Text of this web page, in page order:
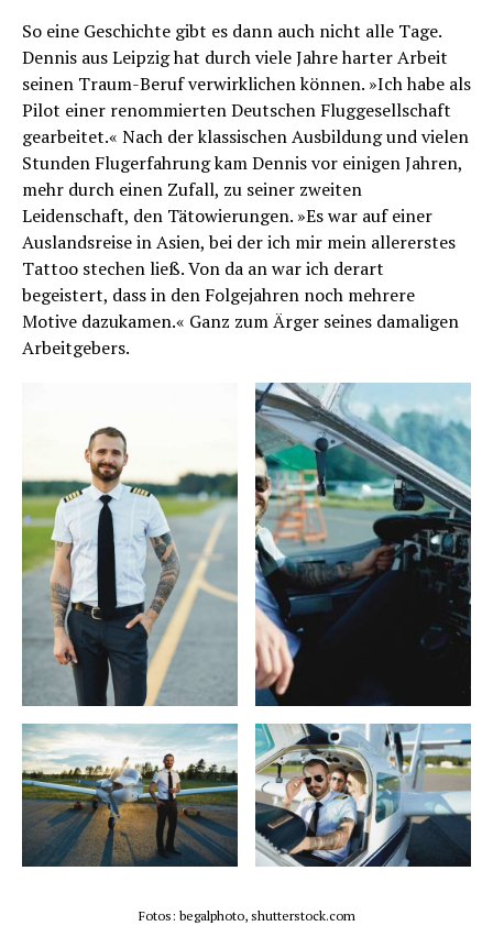
So eine Geschichte gibt es dann auch nicht alle Tage.
Dennis aus Leipzig hat durch viele Jahre harter Arbeit
seinen Traum-Beruf verwirklichen können. »Ich habe als
Pilot einer renommierten Deutschen Fluggesellschaft
gearbeitet.« Nach der klassischen Ausbildung und vielen
Stunden Flugerfahrung kam Dennis vor einigen Jahren,
mehr durch einen Zufall, zu seiner zweiten
Leidenschaft, den Tätowierungen. »Es war auf einer
Auslandsreise in Asien, bei der ich mir mein allererstes
Tattoo stechen ließ. Von da an war ich derart
begeistert, dass in den Folgejahren noch mehrere
Motive dazukamen.« Ganz zum Ärger seines damaligen
Arbeitgebers.
Fotos: begalphoto, shutterstock.com